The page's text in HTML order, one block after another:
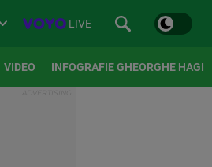
LIVE
VIDEO INFOGRAFIE GHEORGHE HAGI